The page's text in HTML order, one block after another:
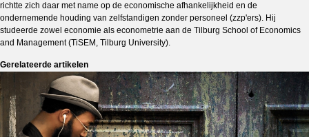
richtte zich daar met name op de economische afhankelijkheid en de
ondernemende houding van zelfstandigen zonder personeel (zzp'ers). Hij
studeerde zowel economie als econometrie aan de Tilburg School of Economics
and Management (TiSEM, Tilburg University).
Gerelateerde artikelen